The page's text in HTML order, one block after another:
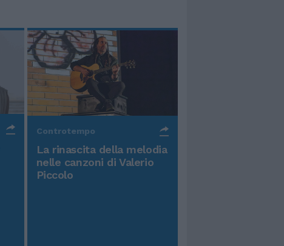
Controtempo
La rinascita della melodia
nelle canzoni di Valerio
Piccolo